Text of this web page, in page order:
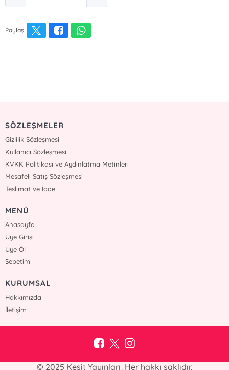
Paylaş
SÖZLEŞMELER
Gizlilik Sözleşmesi
Kullanıcı Sözleşmesi
KVKK Politikası ve Aydınlatma Metinleri
Mesafeli Satış Sözleşmesi
Teslimat ve İade
MENÜ
Anasayfa
Üye Girişi
Üye Ol
Sepetim
KURUMSAL
Hakkımızda
İletişim
© 2025 Kesit Yayınları. Her hakkı saklıdır.